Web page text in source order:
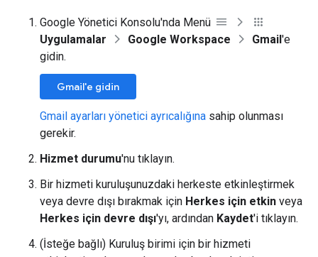
Google Yönetici Konsolu'nda Menü
Uygulamalar
Google Workspace Gmail'e
gidin.
Gmail'e gidin
Gmail ayarları yönetici ayrıcalığına sahip olunması
gerekir.
Hizmet durumu'nu tıklayın.
Bir hizmeti kuruluşunuzdaki herkeste etkinleştirmek
veya devre dışı bırakmak için Herkes için etkin veya
Herkes için devre dışı'yı, ardından Kaydet'i tıklayın.
(İsteğe bağlı) Kuruluş birimi için bir hizmeti